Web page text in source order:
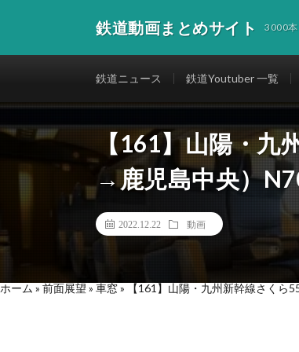
鉄道動画まとめサイト 3000本
鉄道ニュース 鉄道Youtuber 一覧
【161】山陽・
→鹿児島中央）
2022.12.22 動画
ホーム » 前面展望 » 車窓» 【161】山陽・九州新幹線さくら